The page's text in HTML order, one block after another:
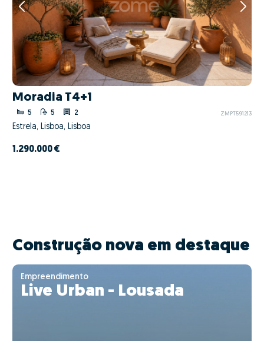
Moradia T4+1
5 5 2 ZMPT591213
Estrela, Lisboa, Lisboa
1.290.000 €
Construção nova em destaque
Empreendimento
Live Urban - Lousada